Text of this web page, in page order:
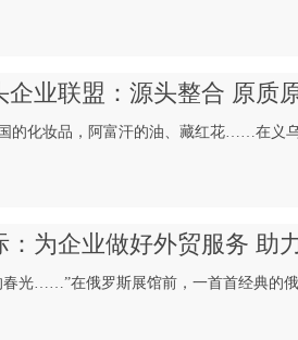
企业联盟：源头整合 原质
的化妆品，阿富汗的油、藏红花……在义
：为企业做好外贸服务 助
光……”在俄罗斯展馆前，一首首经典的